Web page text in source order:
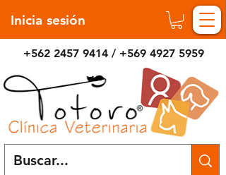
Inicia sesión
+562 2457 9414 / +569 4927 5959